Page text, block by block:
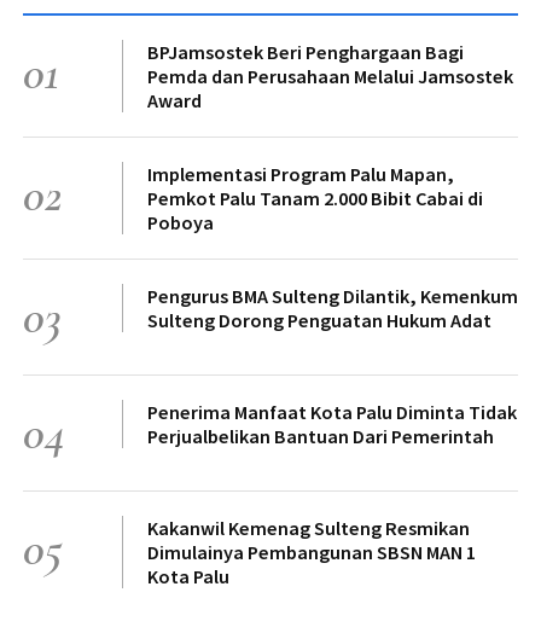
01
BPJamsostek Beri Penghargaan Bagi
Pemda dan Perusahaan Melalui Jamsostek
Award
02
Implementasi Program Palu Mapan,
Pemkot Palu Tanam 2.000 Bibit Cabai di
Poboya
03
Pengurus BMA Sulteng Dilantik, Kemenkum
Sulteng Dorong Penguatan Hukum Adat
04
Penerima Manfaat Kota Palu Diminta Tidak
Perjualbelikan Bantuan Dari Pemerintah
05
Kakanwil Kemenag Sulteng Resmikan
Dimulainya Pembangunan SBSN MAN 1
Kota Palu